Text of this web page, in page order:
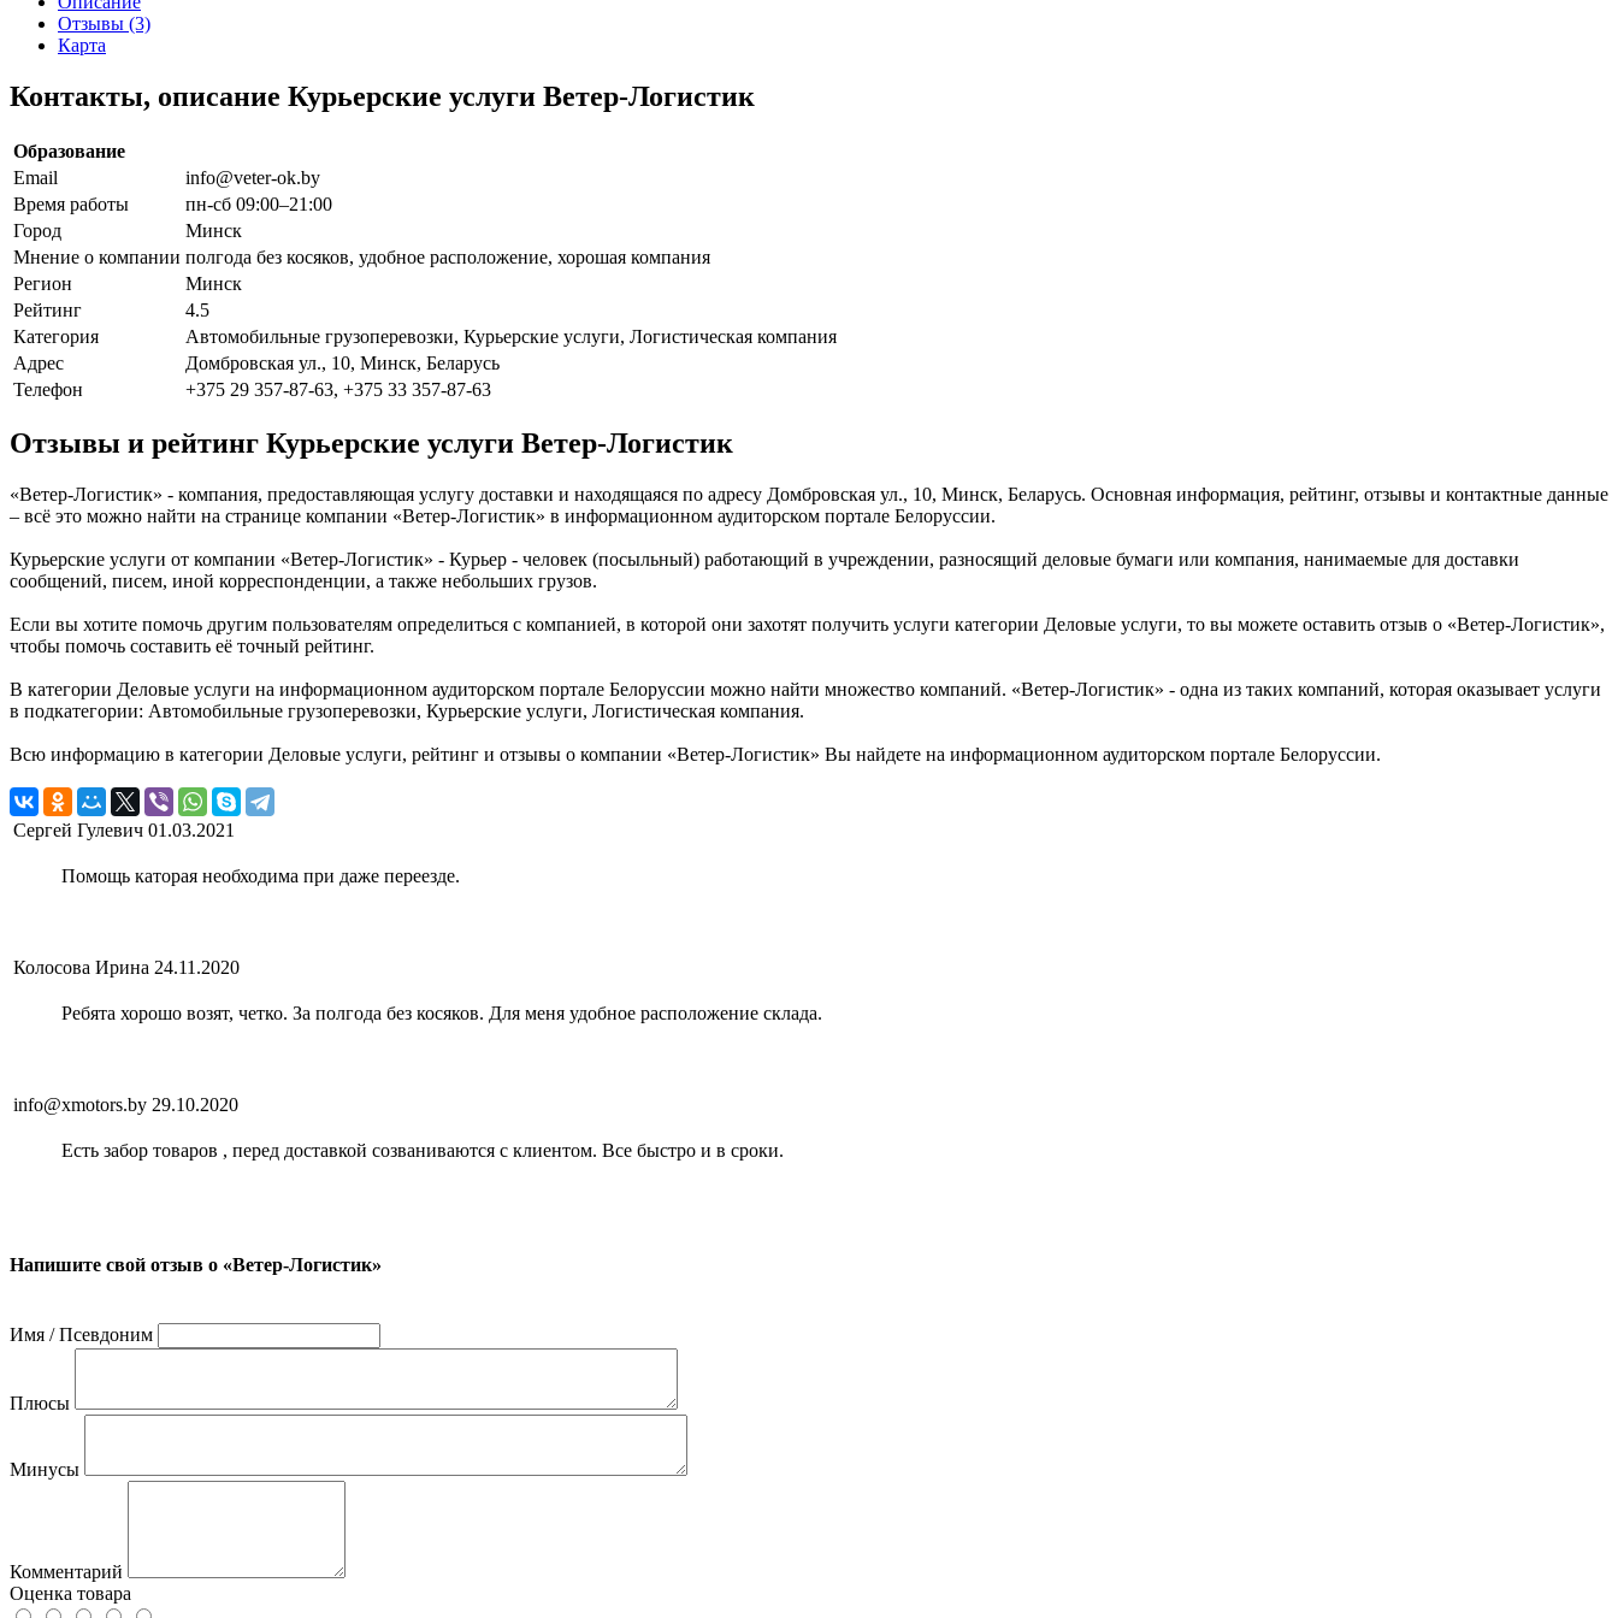
Отзывы (3)
Карта
Контакты, описание Курьерские услуги Ветер-Логистик
Образование
Email
info@veter-ok.by
Время работы
пн-сб 09:00–21:00
Город
Минск
Мнение о компании полгода без косяков, удобное расположение, хорошая компания
Регион
Минск
Рейтинг
4.5
Категория
Автомобильные грузоперевозки, Курьерские услуги, Логистическая компания
Адрес
Домбровская ул., 10, Минск, Беларусь
Телефон
+375 29 357-87-63, +375 33 357-87-63
Отзывы и рейтинг Курьерские услуги Ветер-Логистик
«Ветер-Логистик» - компания, предоставляющая услугу доставки и находящаяся по адресу Домбровская ул., 10, Минск, Беларусь. Основная информация, рейтинг, отзывы и контактные данные
– всё это можно найти на странице компании «Ветер-Логистик» в информационном аудиторском портале Белоруссии.
Курьерские услуги от компании «Ветер-Логистик» - Курьер - человек (посыльный) работающий в учреждении, разносящий деловые бумаги или компания, нанимаемые для доставки
сообщений, писем, иной корреспонденции, а также небольших грузов.
Если вы хотите помочь другим пользователям определиться с компанией, в которой они захотят получить услуги категории Деловые услуги, то вы можете оставить отзыв о «Ветер-Логистик»,
чтобы помочь составить её точный рейтинг.
В категории Деловые услуги на информационном аудиторском портале Белоруссии можно найти множество компаний. «Ветер-Логистик» - одна из таких компаний, которая оказывает услуги
в подкатегории: Автомобильные грузоперевозки, Курьерские услуги, Логистическая компания.
Всю информацию в категории Деловые услуги, рейтинг и отзывы о компании «Ветер-Логистик» Вы найдете на информационном аудиторском портале Белоруссии.
Сергей Гулевич 01.03.2021
Помощь каторая необходима при даже переезде.
Колосова Ирина 24.11.2020
Ребята хорошо возят, четко. За полгода без косяков. Для меня удобное расположение склада.
info@xmotors.by 29.10.2020
Есть забор товаров , перед доставкой созваниваются с клиентом. Все быстро и в сроки.
Напишите свой отзыв о «Ветер-Логистик»
Имя / Псевдоним
Плюсы
Минусы
Комментарий
Оценка товара